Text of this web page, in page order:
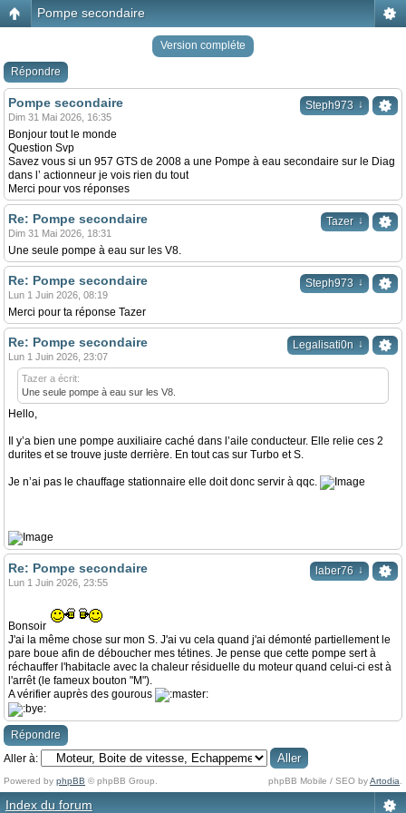
Pompe secondaire
Version compléte
Répondre
Steph973 ↓
Pompe secondaire
Dim 31 Mai 2026, 16:35
Bonjour tout le monde
Question Svp
Savez vous si un 957 GTS de 2008 a une Pompe à eau secondaire sur le Diag
dans l’ actionneur je vois rien du tout
Merci pour vos réponses
Tazer ↓
Re: Pompe secondaire
Dim 31 Mai 2026, 18:31
Une seule pompe à eau sur les V8.
Steph973 ↓
Re: Pompe secondaire
Lun 1 Juin 2026, 08:19
Merci pour ta réponse Tazer
Legalisati0n ↓
Re: Pompe secondaire
Lun 1 Juin 2026, 23:07
Tazer a écrit:
Une seule pompe à eau sur les V8.
Hello,
Il y’a bien une pompe auxiliaire caché dans l’aile conducteur. Elle relie ces 2
durites et se trouve juste derrière. En tout cas sur Turbo et S.
Je n’ai pas le chauffage stationnaire elle doit donc servir à qqc.
laber76 ↓
Re: Pompe secondaire
Lun 1 Juin 2026, 23:55
Bonsoir
J'ai la même chose sur mon S. J'ai vu cela quand j'ai démonté partiellement le
pare boue afin de déboucher mes tétines. Je pense que cette pompe sert à
réchauffer l'habitacle avec la chaleur résiduelle du moteur quand celui-ci est à
l'arrêt (le fameux bouton "M").
A vérifier auprès des gourous
Répondre
Aller à:
Powered by phpBB © phpBB Group. phpBB Mobile / SEO byArtodia
Index du forum